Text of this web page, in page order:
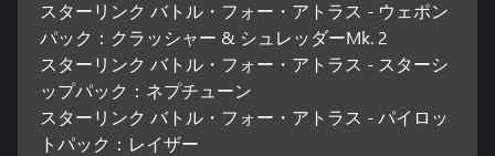
スターリンク バトル・フォー・アトラス - ウェポン
パック：クラッシャー & シュレッダーMk. 2
スターリンク バトル・フォー・アトラス - スターシ
ップパック：ネプチューン
スターリンク バトル・フォー・アトラス - パイロッ
トパック：レイザー